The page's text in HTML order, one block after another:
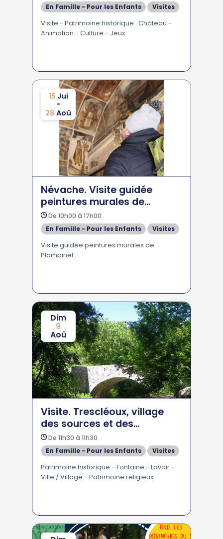
En Famille - Pour les Enfants
Visites
Visite - Patrimoine historique · Château -
Animation - Culture - Jeux
15 Jui
-
28 Aoû
Névache. Visite guidée
peintures murales de
Plampinet
De 10h00 à 17h00
En Famille - Pour les Enfants
Visites
Visite guidée peintures murales de
Plampinet
Dim
9
Aoû
Visite. Trescléoux, village
des sources et des
fontaines
De 11h30 à 11h30
En Famille - Pour les Enfants
Visites
Patrimoine historique - Fontaine - Lavoir -
Ville / Village - Patrimoine religieux